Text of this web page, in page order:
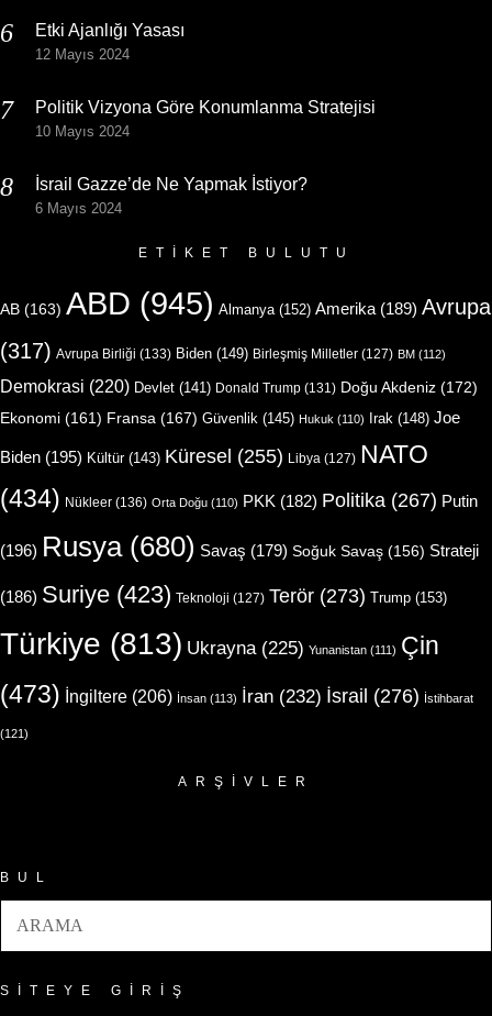
Etki Ajanlığı Yasası
12 Mayıs 2024
Politik Vizyona Göre Konumlanma Stratejisi
10 Mayıs 2024
İsrail Gazze’de Ne Yapmak İstiyor?
6 Mayıs 2024
ETIKET BULUTU
AB (163) ABD (945) Almanya(152) Amerika (189) Avrupa
(317) Avrupa Birliği (133) Biden (149) Birleşmiş Milletler (127) BM (112)
Demokrasi (220) Devlet (141) Donald Trump (131) Doğu Akdeniz (172)
Ekonomi (161) Fransa (167) Güvenlik (145) Hukuk (110) Irak (148) Joe
Biden (195) Kültür(143) Küresel (255) Libya (127) NATO
(434) Nükleer (136) Orta Doğu (110) PKK (182) Politika (267) Putin
(196) Rusya(680) Savaş (179) Soğuk Savaş (156) Strateji
(186) Suriye (423) Teknoloji (127) Terör (273) Trump (153)
Türkiye (813) Ukrayna(225) Yunanistan (111) Çin
(473) İngiltere (206) İnsan (113) İran (232) İsrail (276) İstihbarat
(121)
ARŞIVLER
BUL
SITEYE GIRIŞ